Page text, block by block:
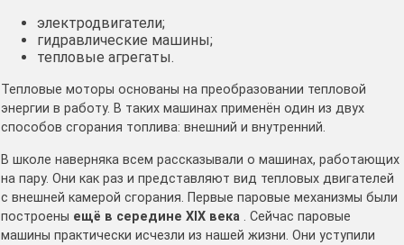
электродвигатели;
гидравлические машины;
тепловые агрегаты.
Тепловые моторы основаны на преобразовании тепловой
энергии в работу. В таких машинах применён один из двух
способов сгорания топлива: внешний и внутренний.
В школе наверняка всем рассказывали о машинах, работающих
на пару. Они как раз и представляют вид тепловых двигателей
с внешней камерой сгорания. Первые паровые механизмы были
построены ещё в середине XIX века . Сейчас паровые
машины практически исчезли из нашей жизни. Они уступили